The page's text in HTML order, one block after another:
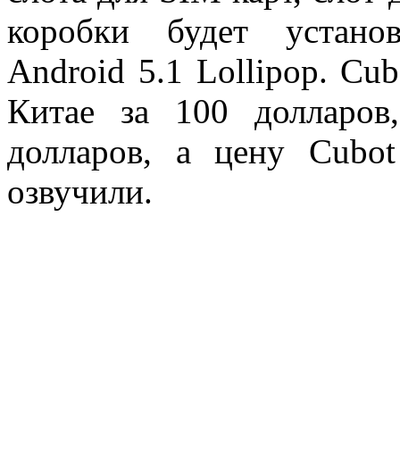
коробки будет
Android 5.1 Lollipop.
Китае за 100
долларов, а цену
озвучили.